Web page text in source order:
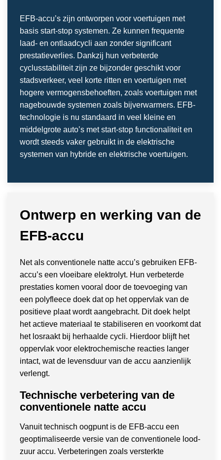
EFB-accu’s zijn ontworpen voor voertuigen met
basis start-stop systemen. Ze kunnen frequente
laad- en ontlaadcycli aan zonder significant
prestatieverlies. Dankzij hun verbeterde
cyclusstabiliteit zijn ze bijzonder geschikt voor
stadsverkeer, veel korte ritten en voertuigen met
hogere vermogensbehoeften, zoals voertuigen met
nagebouwde systemen zoals bijverwarmers. EFB-
technologie is nu standaard in veel kleine en
middelgrote auto’s met start-stop functionaliteit en
wordt steeds vaker gebruikt in de elektrische
systemen van hybride en elektrische voertuigen.
Ontwerp en werking van de
EFB-accu
Net als conventionele natte accu’s gebruiken EFB-
accu’s een vloeibare elektrolyt. Hun verbeterde
prestaties komen vooral door de toevoeging van
een polyfleece doek dat op het oppervlak van de
positieve plaat wordt aangebracht. Dit doek helpt
het actieve materiaal te stabiliseren en voorkomt dat
het losraakt bij herhaalde cycli. Hierdoor blijft het
oppervlak voor elektrochemische reacties langer
intact, wat de levensduur van de accu aanzienlijk
verlengt.
Technische verbetering van de
conventionele natte accu
Vanuit technisch oogpunt is de EFB-accu een
geoptimaliseerde versie van de conventionele lood-
zuur accu. Verbeteringen zoals versterkte